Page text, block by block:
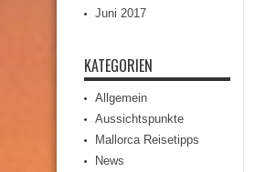
Juni 2017
KATEGORIEN
Allgemein
Aussichtspunkte
Mallorca Reisetipps
News